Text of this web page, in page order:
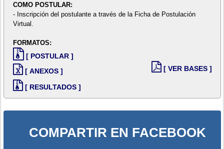
COMO POSTULAR:
- Inscripción del postulante a través de la Ficha de Postulación
Virtual.
FORMATOS:
[ POSTULAR ]
[ ANEXOS ]
[ RESULTADOS ]
[ VER BASES ]
COMPARTIR EN FACEBOOK